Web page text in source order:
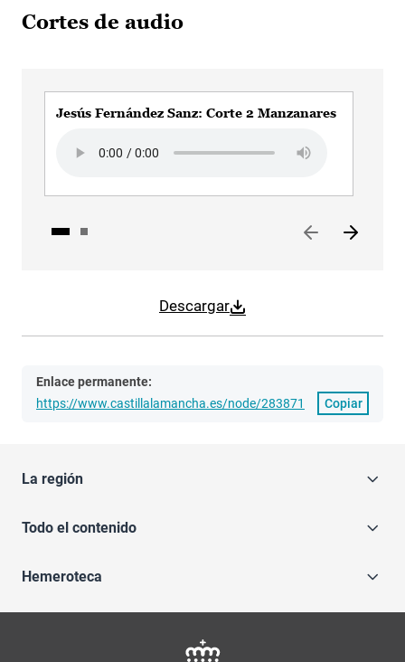
Cortes de audio
Descargar
Jesús Fernández Sanz: Corte 2 Manzanares
Enlace permanente:
https://www.castillalamancha.es/node/283871
Copiar
La región
Todo el contenido
Hemeroteca